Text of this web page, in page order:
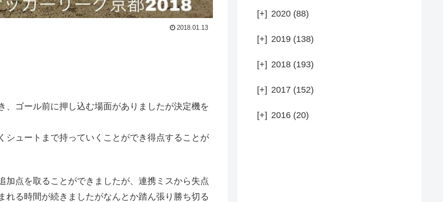
2018.01.13
ゴール前に押し込む場面がありましたが決定機を
シュートまで持っていくことができ得点することが
点を取ることができましたが、連携ミスから失点
れる時間が続きましたがなんとか踏ん張り勝ち切る
[+] 2020 (88)
[+] 2019 (138)
[+] 2018 (193)
[+] 2017 (152)
[+] 2016 (20)